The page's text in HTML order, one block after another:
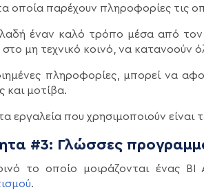
οποία παρέχουν πληροφορίες τις
έναν καλό τρόπο μέσα από τον
μη τεχνικό κοινό, να κατανοούν
πληροφορίες, μπορεί να
και μοτίβα.
εργαλεία που χρησιμοποιούν είναι
#3: Γλώσσες
το οποίο μοιράζονται ένας
.